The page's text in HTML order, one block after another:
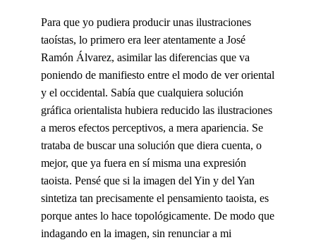
Para que yo pudiera producir unas ilustraciones
taoístas, lo primero era leer atentamente a José
Ramón Álvarez, asimilar las diferencias que va
poniendo de manifiesto entre el modo de ver oriental
y el occidental. Sabía que cualquiera solución
gráfica orientalista hubiera reducido las ilustraciones
a meros efectos perceptivos, a mera apariencia. Se
trataba de buscar una solución que diera cuenta, o
mejor, que ya fuera en sí misma una expresión
taoista. Pensé que si la imagen del Yin y del Yan
sintetiza tan precisamente el pensamiento taoista, es
porque antes lo hace topológicamente. De modo que
indagando en la imagen, sin renunciar a mi